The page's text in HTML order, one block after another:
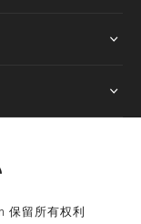
留所有权利